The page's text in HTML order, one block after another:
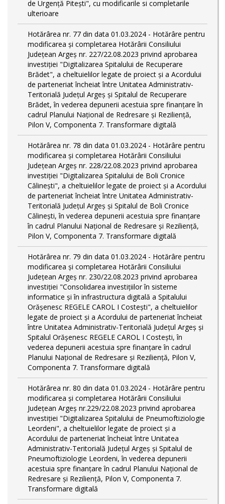
de Urgență Pitești", cu modificarile si completarile
ulterioare
Hotărârea nr. 77 din data 01.03.2024 - Hotărâre pentru
modificarea și completarea Hotărârii Consiliului
Județean Argeș nr. 227/22.08.2023 privind aprobarea
investiției "Digitalizarea Spitalului de Recuperare
Brădet", a cheltuielilor legate de proiect și a Acordului
de parteneriat încheiat între Unitatea Administrativ-
Teritorială Județul Argeș și Spitalul de Recuperare
Brădet, în vederea depunerii acestuia spre finanțare în
cadrul Planului Național de Redresare și Reziliență,
Pilon V, Componenta 7. Transformare digitală
Hotărârea nr. 78 din data 01.03.2024 - Hotărâre pentru
modificarea și completarea Hotărârii Consiliului
Județean Argeș nr. 228/22.08.2023 privind aprobarea
investiției "Digitalizarea Spitalului de Boli Cronice
Călinești", a cheltuielilor legate de proiect și a Acordului
de parteneriat încheiat între Unitatea Administrativ-
Teritorială Județul Argeș și Spitalul de Boli Cronice
Călinești, în vederea depunerii acestuia spre finanțare
în cadrul Planului Național de Redresare și Reziliență,
Pilon V, Componenta 7. Transformare digitală
Hotărârea nr. 79 din data 01.03.2024 - Hotărâre pentru
modificarea și completarea Hotărârii Consiliului
Județean Argeș nr. 230/22.08.2023 privind aprobarea
investiției "Consolidarea investițiilor în sisteme
informatice și în infrastructura digitală a Spitalului
Orășenesc REGELE CAROL I Costești", a cheltuielilor
legate de proiect și a Acordului de parteneriat încheiat
între Unitatea Administrativ-Teritorială Județul Argeș și
Spitalul Orășenesc REGELE CAROL I Costești, în
vederea depunerii acestuia spre finanțare în cadrul
Planului Național de Redresare și Reziliență, Pilon V,
Componenta 7. Transformare digitală
Hotărârea nr. 80 din data 01.03.2024 - Hotărâre pentru
modificarea și completarea Hotărârii Consiliului
Județean Argeș nr.229/22.08.2023 privind aprobarea
investiției "Digitalizarea Spitalului de Pneumoftiziologie
Leordeni", a cheltuielilor legate de proiect și a
Acordului de parteneriat încheiat între Unitatea
Administrativ-Teritorială Județul Argeș și Spitalul de
Pneumoftiziologie Leordeni, în vederea depunerii
acestuia spre finanțare în cadrul Planului Național de
Redresare și Reziliență, Pilon V, Componenta 7.
Transformare digitală